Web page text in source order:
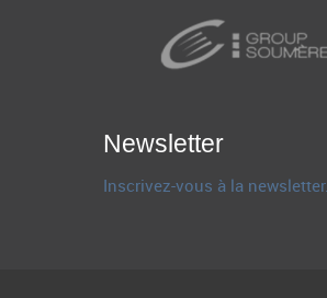
Newsletter
Inscrivez-vous à la newsletter.